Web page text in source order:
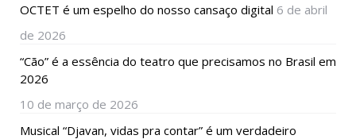
OCTET é um espelho do nosso cansaço digital 6 de abril
de 2026
“Cão” é a essência do teatro que precisamos no Brasil em
2026
10 de março de 2026
Musical “Djavan, vidas pra contar” é um verdadeiro